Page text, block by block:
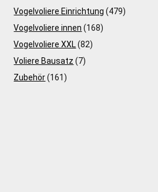
Vogelvoliere Einrichtung (479)
Vogelvoliere innen (168)
Vogelvoliere XXL (82)
Voliere Bausatz (7)
Zubehör (161)